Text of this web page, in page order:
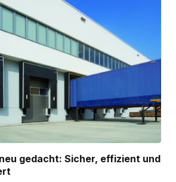
gedacht: Sicher, effizient und